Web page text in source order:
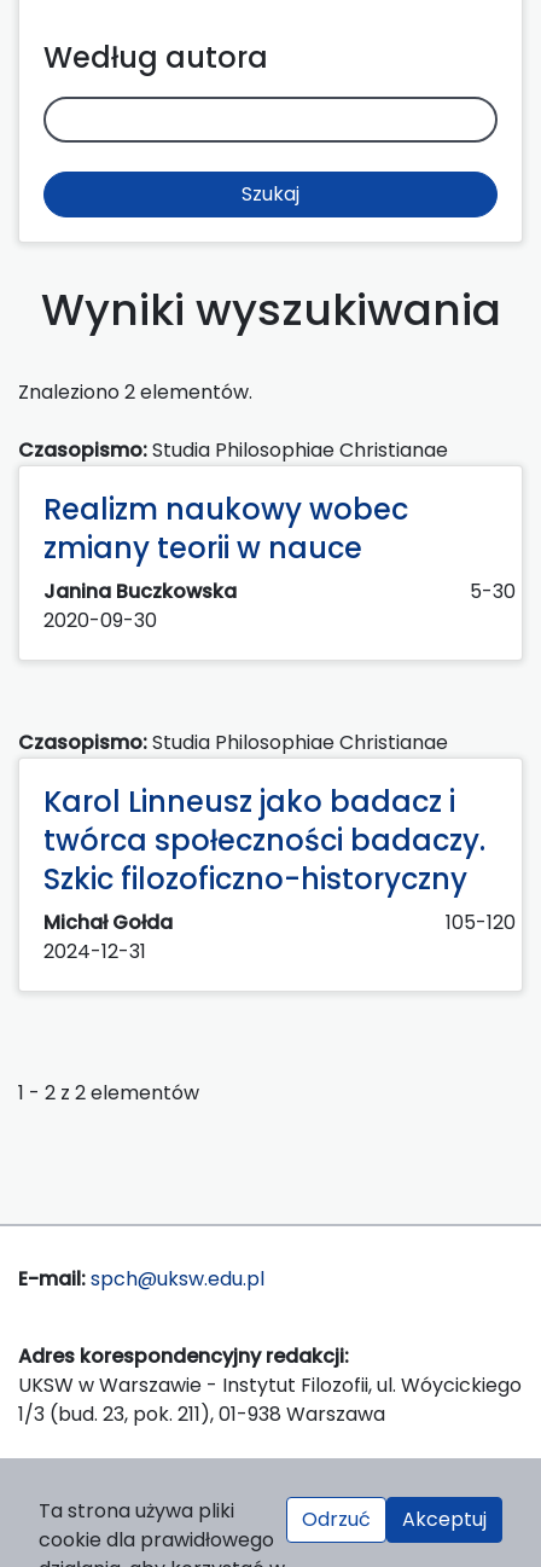
Według autora
Szukaj
Wyniki wyszukiwania
Znaleziono 2 elementów.
Czasopismo:Studia Philosophiae Christianae
Realizm naukowy wobec
zmiany teorii w nauce
Janina Buczkowska
5-30
2020-09-30
Czasopismo:Studia Philosophiae Christianae
Karol Linneusz jako badacz i
twórca społeczności badaczy.
Szkic filozoficzno-historyczny
Michał Gołda
105-120
2024-12-31
1 - 2 z 2 elementów
E-mail:spch@uksw.edu.pl
Adres korespondencyjny redakcji:
UKSW w Warszawie - Instytut Filozofii, ul. Wóycickiego
1/3 (bud. 23, pok. 211), 01-938 Warszawa
Wydawnictwo Naukowe UKSW, ul. Dewajtis 5, domek
nr 2, 01-815 Warszawa
Ta strona używa pliki
cookie dla prawidłowego
Odrzuć Akceptuj